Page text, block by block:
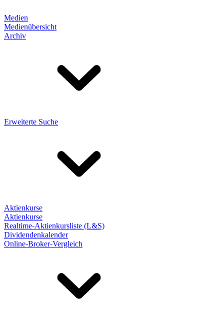
Medien
Medienübersicht
Archiv
Erweiterte Suche
Aktienkurse
Aktienkurse
Realtime-Aktienkursliste (L&S)
Dividendenkalender
Online-Broker-Vergleich